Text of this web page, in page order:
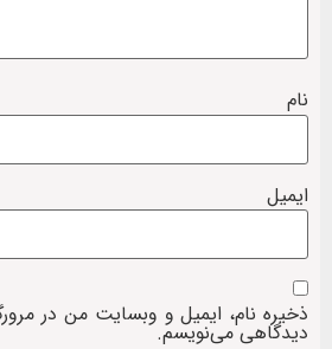
نام
ایمیل
ذخیره نام، ایمیل و وبسایت من در
دیدگاهی می‌نویسم.